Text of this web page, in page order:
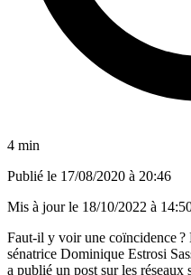
4 min
Publié le 17/08/2020 à 20:46
Mis à jour le 18/10/2022 à
Faut-il y voir une coïncidence ?
sénatrice Dominique Estrosi
a publié un post sur les